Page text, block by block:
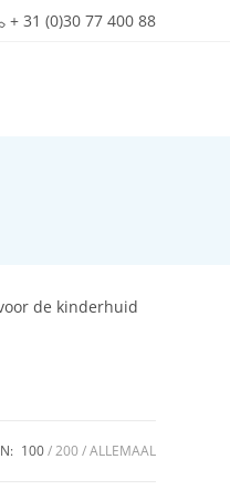
+ 31 (0)30 77 400 88
de kinderhuid
100 200 ALLEMAAL